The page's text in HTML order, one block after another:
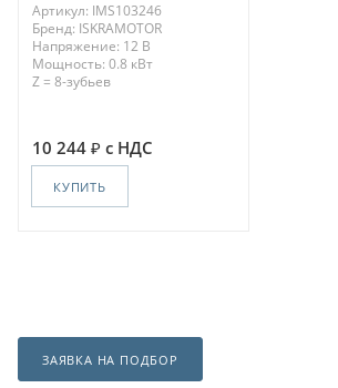
Артикул: IMS103246
Бренд: ISKRAMOTOR
Напряжение: 12 В
Мощность: 0.8 кВт
Z = 8-зубьев
10 244 с НДС
КУПИТЬ
ЗАЯВКА НА ПОДБОР